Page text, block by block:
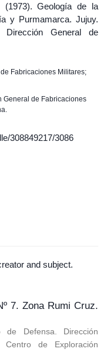
Geología de la
y Purmamarca. Jujuy.
General de
Fabricaciones Militares;
General de Fabricaciones
308849217/3086
and subject.
7. Zona Rumi Cruz.
de Defensa. Dirección
Centro de Exploración